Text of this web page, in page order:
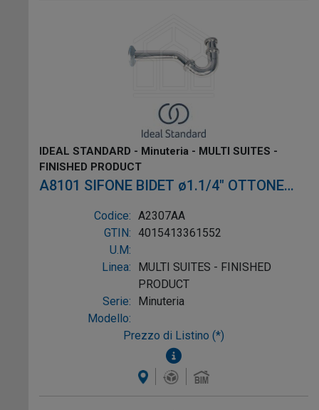
IDEAL STANDARD - Minuteria - MULTI SUITES -
FINISHED PRODUCT
A8101 SIFONE BIDET ø1.1/4" OTTONE
Codice: A2307AA
GTIN: 4015413361552
U.M:
Linea:
MULTI SUITES - FINISHED
PRODUCT
Serie:
Minuteria
Modello:
Prezzo di Listino (*)